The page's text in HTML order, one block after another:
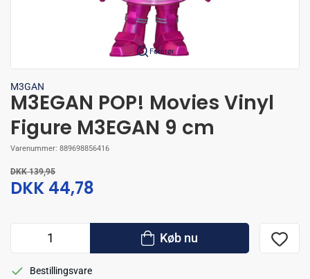
Forstør
M3GAN
M3EGAN POP! Movies Vinyl
Figure M3EGAN 9 cm
Varenummer: 889698856416
DKK 139,95
DKK 44,78
Køb nu
Bestillingsvare